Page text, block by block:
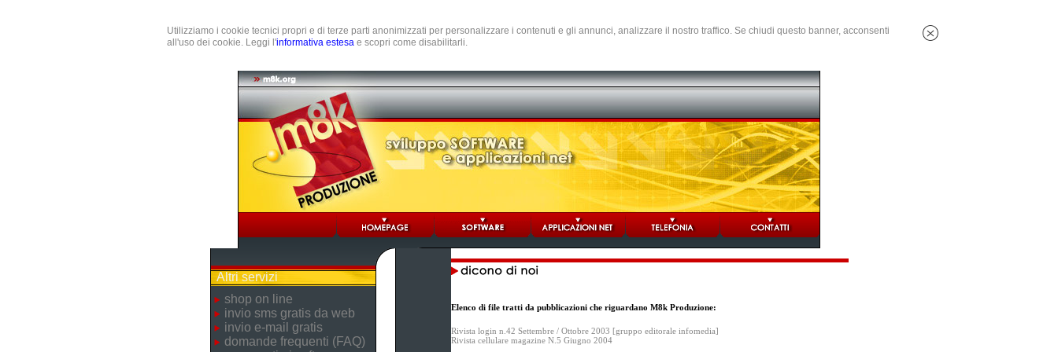
Utilizziamo i cookie tecnici propri e di terze parti anonimizzati per personalizzare i contenuti e gli annunci, analizzare il nostro traffico. Se chiudi questo banner, acconsenti
all'uso dei cookie. Leggi l'informativa estesa e scopri come disabilitarli.
Altri servizi
shop on line
invio sms gratis da web
invio e-mail gratis
domande frequenti (FAQ)
Elenco di file tratti da pubblicazioni che riguardano M8k Produzione:
Rivista login n.42 Settembre / Ottobre 2003 [gruppo editorale infomedia]
Rivista cellulare magazine N.5 Giugno 2004